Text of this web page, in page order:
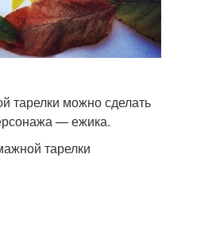
тарелки можно сделать
— ежика.
тарелки